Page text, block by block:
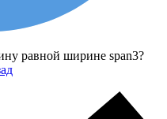
равной ширине span3?